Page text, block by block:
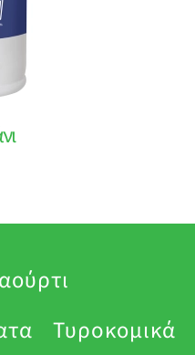
Τυρoκομικά